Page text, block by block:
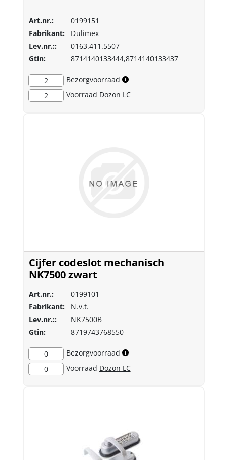
Art.nr.:
0199151
Fabrikant:
Dulimex
Lev.nr.::
0163.411.5507
Gtin:
8714140133444,8714140133437
2
Bezorgvoorraad
2
Voorraad Dozon LC
Cijfer codeslot mechanisch
NK7500 zwart
Art.nr.:
0199101
Fabrikant:
N.v.t.
Lev.nr.::
NK7500B
Gtin:
8719743768550
0
Bezorgvoorraad
0
Voorraad Dozon LC